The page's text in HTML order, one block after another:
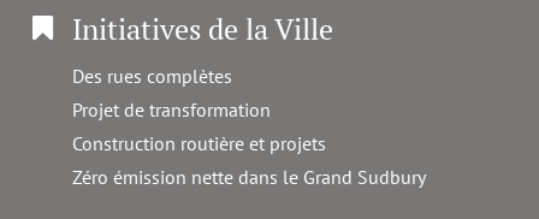
Initiatives de la Ville
Des rues complètes
Projet de transformation
Construction routière et projets
Zéro émission nette dans le Grand Sudbury